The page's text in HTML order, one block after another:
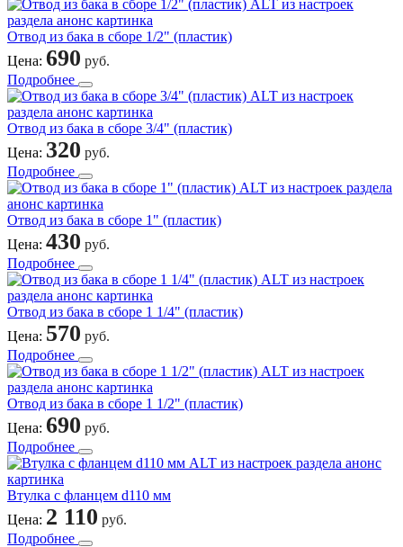
Отвод из бака в сборе 1/2" (пластик)
Цена: 690 руб.
Подробнее
Отвод из бака в сборе 3/4" (пластик)
Цена: 320 руб.
Подробнее
Отвод из бака в сборе 1" (пластик)
Цена: 430 руб.
Подробнее
Отвод из бака в сборе 1 1/4" (пластик)
Цена: 570 руб.
Подробнее
Отвод из бака в сборе 1 1/2" (пластик)
Цена: 690 руб.
Подробнее
Втулка с фланцем d110 мм
Цена: 2 110 руб.
Подробнее